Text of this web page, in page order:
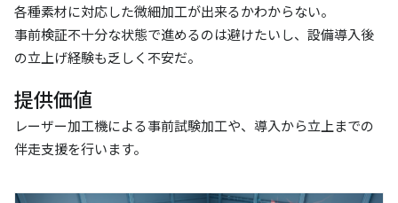
各種素材に対応した微細加工が出来るかわからない。
事前検証不十分な状態で進めるのは避けたいし、設備導入後
の立上げ経験も乏しく不安だ。
提供価値
レーザー加工機による事前試験加工や、導入から立上までの
伴走支援を行います。